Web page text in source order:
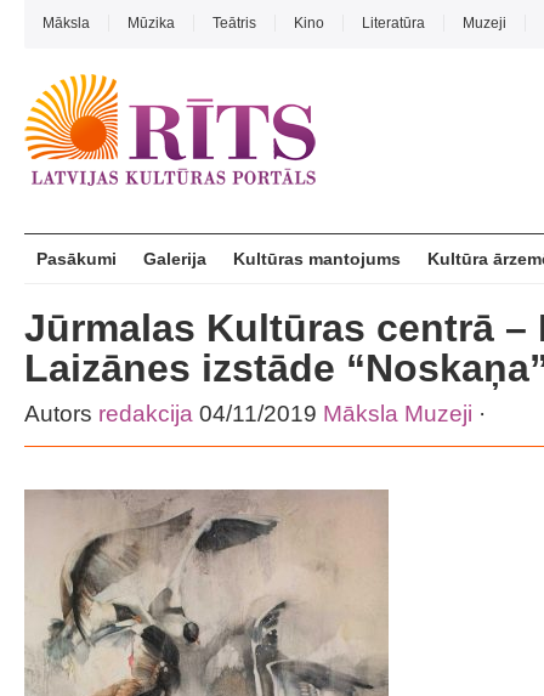
Māksla Mūzika Teātris Kino Literatūra Muzeji
Pasākumi Galerija Kultūras mantojums Kultūra
Jūrmalas Kultūras centrā –
Laizānes izstāde
Autors redakcija 04/11/2019 Māksla Muzeji ·